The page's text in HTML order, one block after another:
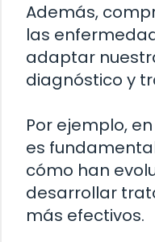
Además,
las
adaptar
diagnóstico y
Por ejemplo,
es
cómo han
desarrollar
más efectivos.